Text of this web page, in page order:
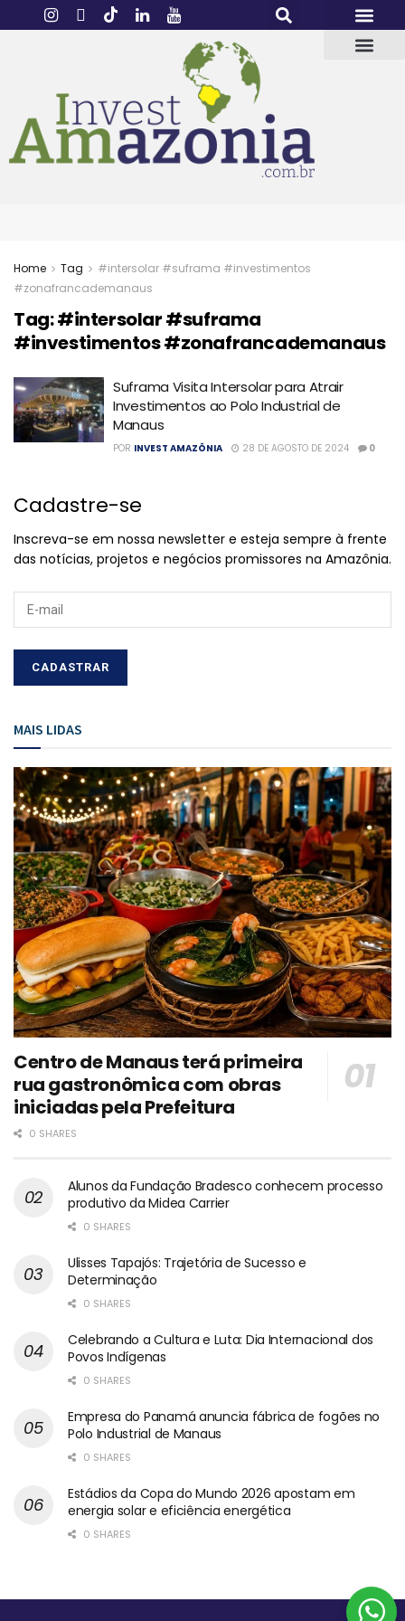
Home Tag
#intersolar #suframa #investimentos
#zonafrancademanaus
Tag:#intersolar #suframa
#investimentos #zonafrancademanaus
Suframa Visita Intersolar para Atrair
Investimentos ao Polo Industrial de
Manaus
POR INVEST AMAZÔNIA 28 DE AGOSTO DE 2024 0
Cadastre-se
Inscreva-se em nossa newsletter e esteja sempre à frente
das notícias, projetos e negócios promissores na Amazônia.
MAIS LIDAS
Centro de Manaus terá primeira
rua gastronômica com obras
iniciadas pela Prefeitura
0 SHARES
Alunos da Fundação Bradesco conhecem processo
produtivo da Midea Carrier
0 SHARES
Ulisses Tapajós: Trajetória de Sucesso e
Determinação
0 SHARES
Celebrando a Cultura e Luta: Dia Internacional dos
Povos Indígenas
0 SHARES
Empresa do Panamá anuncia fábrica de fogões no
Polo Industrial de Manaus
0 SHARES
Estádios da Copa do Mundo 2026 apostam em
energia solar e eficiência energética
0 SHARES